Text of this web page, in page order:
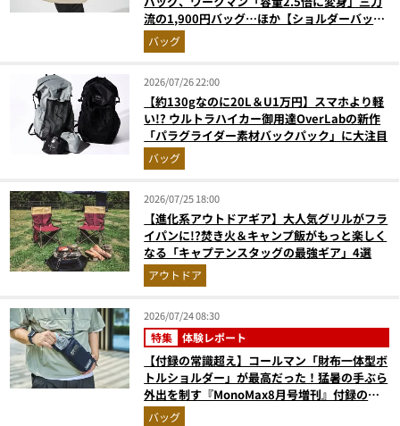
流の1,900円バッグ…ほか【ショルダーバッグ
の人気記事ランキングベスト3】（2026年6月
版）
バッグ
2026/07/26 22:00
【約130gなのに20L＆U1万円】スマホより軽
い!? ウルトラハイカー御用達OverLabの新作
「パラグライダー素材バックパック」に大注目
バッグ
2026/07/25 18:00
【進化系アウトドアギア】大人気グリルがフラ
イパンに!?焚き火＆キャンプ飯がもっと楽しく
なる「キャプテンスタッグの最強ギア」4選
アウトドア
2026/07/24 08:30
特集 体験レポート
【付録の常識超え】コールマン「財布一体型ボ
トルショルダー」が最高だった！猛暑の手ぶら
外出を制す『MonoMax8月号増刊』付録の実
力をスタイリストが徹底レポ
バッグ